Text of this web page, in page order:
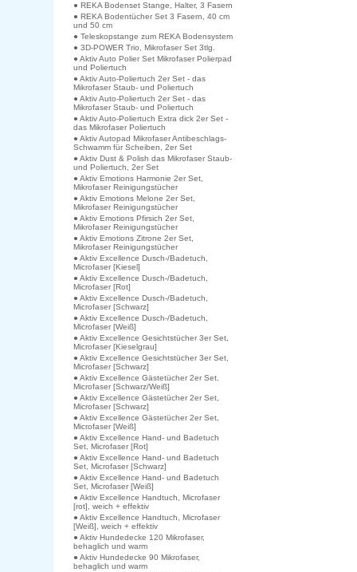
● REKA Bodenset Stange, Halter, 3 Fasern
● REKA Bodentücher Set 3 Fasern, 40 cm
und 50 cm
● Teleskopstange zum REKA Bodensystem
● 3D-POWER Trio, Mikrofaser Set 3tlg.
● Aktiv Auto Polier Set Mikrofaser Polierpad
und Poliertuch
● Aktiv Auto-Poliertuch 2er Set - das
Mikrofaser Staub- und Poliertuch
● Aktiv Auto-Poliertuch 2er Set - das
Mikrofaser Staub- und Poliertuch
● Aktiv Auto-Poliertuch Extra dick 2er Set -
das Mikrofaser Poliertuch
● Aktiv Autopad Mikrofaser Antibeschlags-
Schwamm für Scheiben, 2er Set
● Aktiv Dust & Polish das Mikrofaser Staub-
und Poliertuch, 2er Set
● Aktiv Emotions Harmonie 2er Set,
Mikrofaser Reinigungstücher
● Aktiv Emotions Melone 2er Set,
Mikrofaser Reinigungstücher
● Aktiv Emotions Pfirsich 2er Set,
Mikrofaser Reinigungstücher
● Aktiv Emotions Zitrone 2er Set,
Mikrofaser Reinigungstücher
● Aktiv Excellence Dusch-/Badetuch,
Microfaser [Kiesel]
● Aktiv Excellence Dusch-/Badetuch,
Microfaser [Rot]
● Aktiv Excellence Dusch-/Badetuch,
Microfaser [Schwarz]
● Aktiv Excellence Dusch-/Badetuch,
Microfaser [Weiß]
● Aktiv Excellence Gesichtstücher 3er Set,
Microfaser [Kieselgrau]
● Aktiv Excellence Gesichtstücher 3er Set,
Microfaser [Schwarz]
● Aktiv Excellence Gästetücher 2er Set,
Microfaser [Schwarz/Weiß]
● Aktiv Excellence Gästetücher 2er Set,
Microfaser [Schwarz]
● Aktiv Excellence Gästetücher 2er Set,
Microfaser [Weiß]
● Aktiv Excellence Hand- und Badetuch
Set, Microfaser [Rot]
● Aktiv Excellence Hand- und Badetuch
Set, Microfaser [Schwarz]
● Aktiv Excellence Hand- und Badetuch
Set, Microfaser [Weiß]
● Aktiv Excellence Handtuch, Microfaser
[rot], weich + effektiv
● Aktiv Excellence Handtuch, Microfaser
[Weiß], weich + effektiv
● Aktiv Hundedecke 120 Mikrofaser,
behaglich und warm
● Aktiv Hundedecke 90 Mikrofaser,
behaglich und warm